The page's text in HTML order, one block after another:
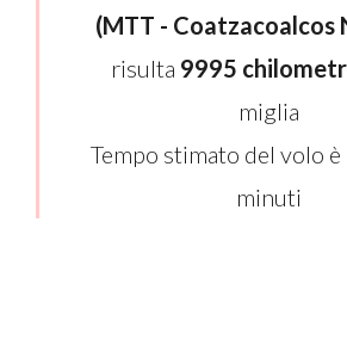
(MTT - Coatzacoalcos
risulta 9995
miglia
Tempo stimato del volo
minuti